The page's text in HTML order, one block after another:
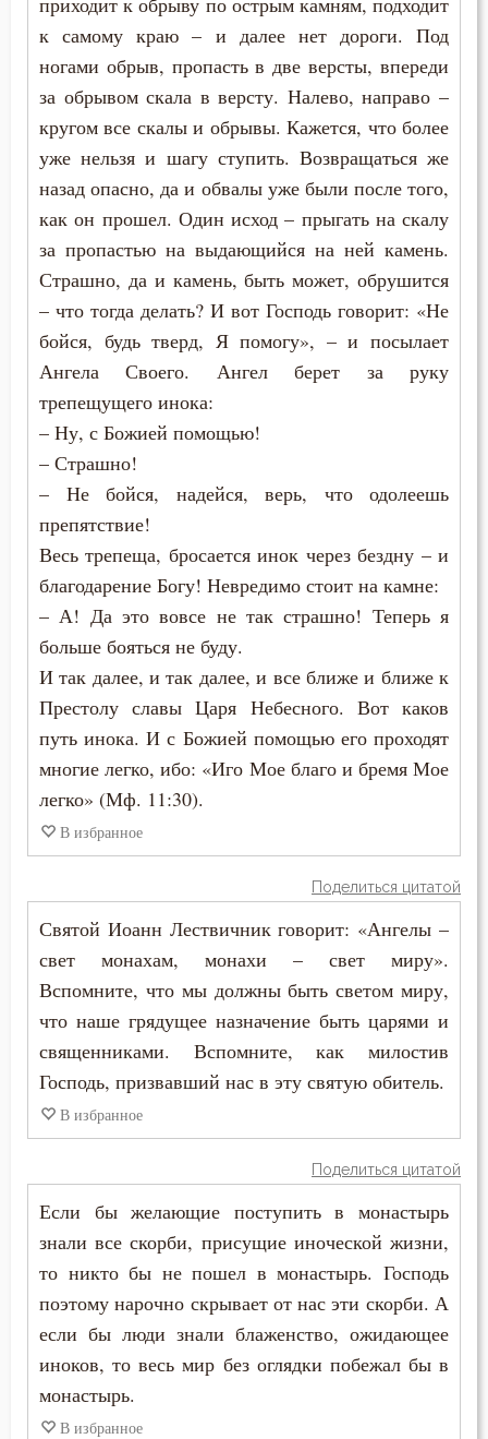
к самому краю – и далее нет дороги. Под
ногами обрыв, пропасть в две версты, впереди
за обрывом скала в версту. Налево, направо –
кругом все скалы и обрывы. Кажется, что более
уже нельзя и шагу ступить. Возвращаться же
назад опасно, да и обвалы уже были после того,
как он прошел. Один исход – прыгать на скалу
за пропастью на выдающийся на ней камень.
Страшно, да и камень, быть может, обрушится
– что тогда делать? И вот Господь говорит: «Не
бойся, будь тверд, Я помогу», – и посылает
Ангела Своего. Ангел берет за руку
трепещущего инока:
– Ну, с Божией помощью!
– Страшно!
– Не бойся, надейся, верь, что одолеешь
препятствие!
Весь трепеща, бросается инок через бездну – и
благодарение Богу! Невредимо стоит на камне:
– А! Да это вовсе не так страшно! Теперь я
больше бояться не буду.
И так далее, и так далее, и все ближе и ближе к
Престолу славы Царя Небесного. Вот каков
путь инока. И с Божией помощью его проходят
многие легко, ибо: «Иго Мое благо и бремя Мое
легко» (Мф. 11:30).
В избранное
Поделиться цитатой
Святой Иоанн Лествичник говорит: «Ангелы –
свет монахам, монахи – свет миру».
Вспомните, что мы должны быть светом миру,
что наше грядущее назначение быть царями и
священниками. Вспомните, как милостив
Господь, призвавший нас в эту святую обитель.
В избранное
Поделиться цитатой
Если бы желающие поступить в монастырь
знали все скорби, присущие иноческой жизни,
то никто бы не пошел в монастырь. Господь
поэтому нарочно скрывает от нас эти скорби. А
если бы люди знали блаженство, ожидающее
иноков, то весь мир без оглядки побежал бы в
монастырь.
В избранное